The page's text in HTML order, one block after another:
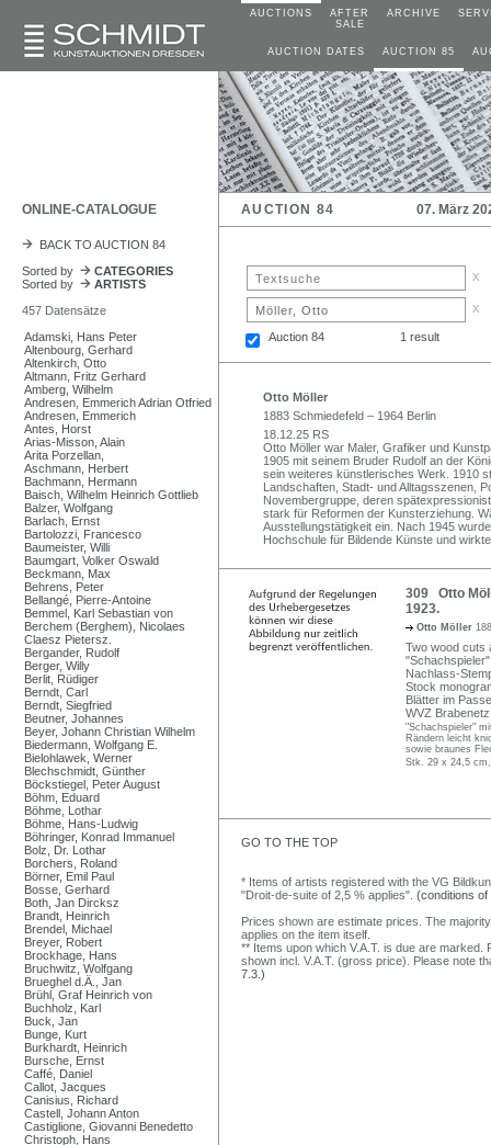
AUCTIONS
AFTER
SALE
ARCHIVE
AUCTION DATES AUCTION 85
ONLINE-CATALOGUE AUCTION 84 07. März
BACK TO AUCTION 84
Sorted by
CATEGORIES
Sorted by
ARTISTS
457 Datensätze
Adamski, Hans Peter
Altenbourg, Gerhard
Altenkirch, Otto
Altmann, Fritz Gerhard
Amberg, Wilhelm
Andresen, Emmerich Adrian Otfried
Andresen, Emmerich
Antes, Horst
Arias-Misson, Alain
Arita Porzellan,
Aschmann, Herbert
Bachmann, Hermann
Baisch, Wilhelm Heinrich Gottlieb
Balzer, Wolfgang
Barlach, Ernst
Bartolozzi, Francesco
Baumeister, Willi
Baumgart, Volker Oswald
Beckmann, Max
Behrens, Peter
Bellangé, Pierre-Antoine
Bemmel, Karl Sebastian von
Berchem (Berghem), Nicolaes
Claesz Pietersz.
Bergander, Rudolf
Berger, Willy
Berlit, Rüdiger
Berndt, Carl
Berndt, Siegfried
Beutner, Johannes
Beyer, Johann Christian Wilhelm
Biedermann, Wolfgang E.
Bielohlawek, Werner
Blechschmidt, Günther
Böckstiegel, Peter August
Böhm, Eduard
Böhme, Lothar
Böhme, Hans-Ludwig
Böhringer, Konrad Immanuel
Bolz, Dr. Lothar
Borchers, Roland
Börner, Emil Paul
Bosse, Gerhard
Both, Jan Dircksz
Brandt, Heinrich
Brendel, Michael
Breyer, Robert
Brockhage, Hans
Bruchwitz, Wolfgang
Brueghel d.Ä., Jan
Brühl, Graf Heinrich von
Buchholz, Karl
Buck, Jan
Bunge, Kurt
Burkhardt, Heinrich
Bursche, Ernst
Caffé, Daniel
Callot, Jacques
Canisius, Richard
Castell, Johann Anton
Castiglione, Giovanni Benedetto
Christoph, Hans
x
x
Auction 84 1 result
Otto Möller
1883 Schmiedefeld – 1964 Berlin
18.12.25 RS
Otto Möller war Maler, Grafiker und
1905 mit seinem Bruder Rudolf an der
sein weiteres künstlerisches Werk. 1910
Landschaften, Stadt- und Alltagsszenen,
Novembergruppe, deren
stark für Reformen der Kunsterziehung.
Ausstellungstätigkeit ein. Nach 1945
Hochschule für Bildende Künste und
309 Otto
1923.
Otto Möller
Two wood cuts
Nachlass-
Stock
Blätter im
WVZ
"Schachspieler"
Rändern leicht
sowie braunes
Stk. 29 x 24,5
GO TO THE TOP
* Items of artists registered with the VG
"Droit-de-suite of 2,5 % applies". (conditions of
Prices shown are estimate prices. The
applies on the item itself.
** Items upon which V.A.T. is due are
shown incl. V.A.T. (gross price). Please note
7.3.)